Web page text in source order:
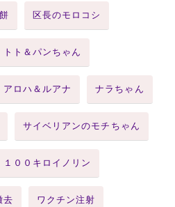
区長のモロコシ
トト＆パンちゃん
アロハ＆ルアナ ナラちゃん
サイベリアンのモチちゃん
１００キロイノリン
去 ワクチン注射